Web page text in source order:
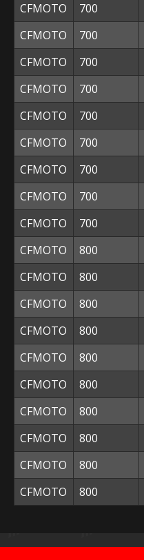
CFMOTO
700
CFMOTO
700
CFMOTO
700
CFMOTO
700
CFMOTO
700
CFMOTO
700
CFMOTO
700
CFMOTO
700
CFMOTO
700
CFMOTO
800
CFMOTO
800
CFMOTO
800
CFMOTO
800
CFMOTO
800
CFMOTO
800
CFMOTO
800
CFMOTO
800
CFMOTO
800
CFMOTO
800